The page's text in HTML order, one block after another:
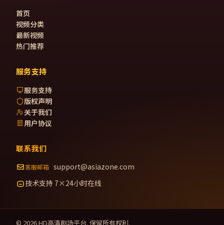
首页
视频分类
最新视频
热门推荐
服务支持
服务支持
版权声明
关于我们
用户协议
联系我们
客服邮箱 support@asiazone.com
技术支持 7×24小时在线
© 2026HD高清剧场平台. 保留所有权利.